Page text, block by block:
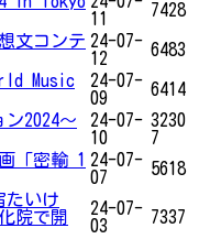
11
7428
文コンテ 24-07-
12
6483
Music
24-07-
09
6414
2024～
24-07-
10
3230
7
「密輸 1 24-07-
07
5618
たいけ
院で開
24-07-
03
7337